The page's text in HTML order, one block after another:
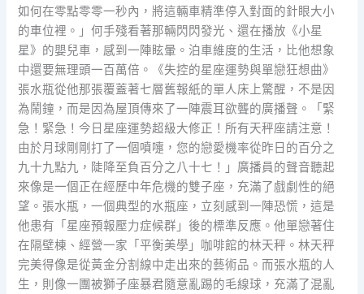
如何在零點零零一秒內，將這輛車精準停入對面的針眼大小
的車位裡。」何手殘看著那輛閃閃發光、還在播放《小星
星》的嬰兒車，感到一陣眩暈。泊車維度的生活，比他想象
中還要無理頭一百萬倍。《失控的星座運勢與單戀狂想曲》
張水瓶從他那張覆蓋著七層舊報紙的單人床上驚醒，不是因
為鬧鐘，而是因為屋頂傳來了一陣震耳欲聾的廣播聲。「緊
急！緊急！今日星座運勢超級大修正！所有天秤座請注意！
由於月球剛剛打了一個噴嚏，您的戀愛機率從昨日的百分之
九十九點九，陡降至負百分之八十七！」廣播員的聲音聽起
來像是一個正在經歷中年危機的雙子座，充滿了戲劇性的絕
望。張水瓶，一個典型的水瓶座，立刻感到一陣恐慌，這是
他患有「星座預報壓力症候群」後的標準反應。他單戀著住
在隔壁棟、經營一家「平衡美學」咖啡館的林天秤。林天秤
完美得像是從黃金分割線中走出來的藝術品。而張水瓶的人
生，則像一團被獅子座暴君隨意亂踢的毛線球，充滿了混亂